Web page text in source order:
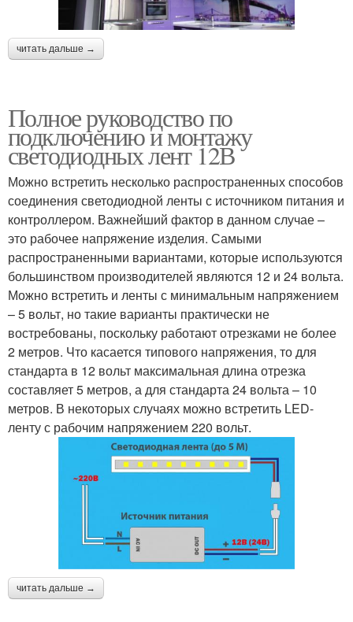
читать дальше →
Полное руководство по
подключению и монтажу
светодиодных лент 12В
Можно встретить несколько распространенных способов
соединения светодиодной ленты с источником питания и
контроллером. Важнейший фактор в данном случае –
это рабочее напряжение изделия. Самыми
распространенными вариантами, которые используются
большинством производителей являются 12 и 24 вольта.
Можно встретить и ленты с минимальным напряжением
– 5 вольт, но такие варианты практически не
востребованы, поскольку работают отрезками не более
2 метров. Что касается типового напряжения, то для
стандарта в 12 вольт максимальная длина отрезка
составляет 5 метров, а для стандарта 24 вольта – 10
метров. В некоторых случаях можно встретить LED-
ленту с рабочим напряжением 220 вольт.
читать дальше →